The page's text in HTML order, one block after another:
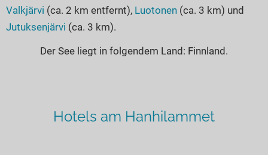
Valkjärvi (ca. 2 km entfernt), Luotonen (ca. 3 km) und
Jutuksenjärvi (ca. 3 km).
Der See liegt in folgendem Land: Finnland.
Hotels am Hanhilammet